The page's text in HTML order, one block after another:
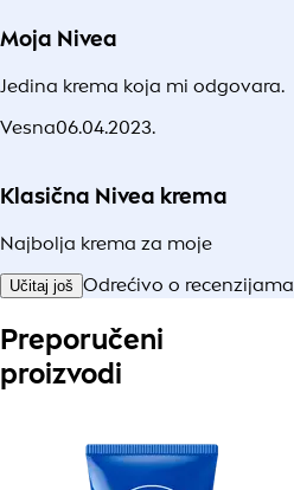
Moja Nivea
Jedina krema koja mi odgovara.
Vesna06.04.2023.
Klasična Nivea krema
Najbolja krema za moje
Učitaj još Odrećivo o recenzijama
Preporučeni
proizvodi